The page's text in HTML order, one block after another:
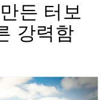
든 터보
강력함